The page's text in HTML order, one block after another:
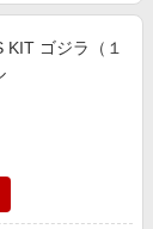
ゴジラ（１